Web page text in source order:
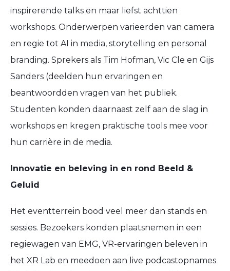
inspirerende talks en maar liefst achttien
workshops. Onderwerpen varieerden van camera
en regie tot AI in media, storytelling en personal
branding. Sprekers als Tim Hofman, Vic Cle en Gijs
Sanders (deelden hun ervaringen en
beantwoordden vragen van het publiek.
Studenten konden daarnaast zelf aan de slag in
workshops en kregen praktische tools mee voor
hun carrière in de media.
Innovatie en beleving in en rond Beeld &
Geluid
Het eventterrein bood veel meer dan stands en
sessies. Bezoekers konden plaatsnemen in een
regiewagen van EMG, VR-ervaringen beleven in
het XR Lab en meedoen aan live podcastopnames